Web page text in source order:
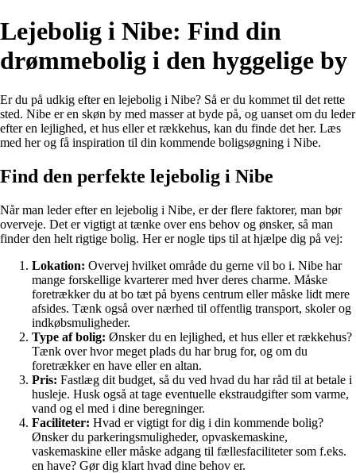
Lejebolig i Nibe: Find din
drømmebolig i den hyggelige by
Er du på udkig efter en lejebolig i Nibe? Så er du kommet til det rette
sted. Nibe er en skøn by med masser at byde på, og uanset om du leder
efter en lejlighed, et hus eller et rækkehus, kan du finde det her. Læs
med her og få inspiration til din kommende boligsøgning i Nibe.
Find den perfekte lejebolig i Nibe
Når man leder efter en lejebolig i Nibe, er der flere faktorer, man bør
overveje. Det er vigtigt at tænke over ens behov og ønsker, så man
finder den helt rigtige bolig. Her er nogle tips til at hjælpe dig på vej:
Lokation: Overvej hvilket område du gerne vil bo i. Nibe har
mange forskellige kvarterer med hver deres charme. Måske
foretrækker du at bo tæt på byens centrum eller måske lidt mere
afsides. Tænk også over nærhed til offentlig transport, skoler og
indkøbsmuligheder.
Type af bolig: Ønsker du en lejlighed, et hus eller et rækkehus?
Tænk over hvor meget plads du har brug for, og om du
foretrækker en have eller en altan.
Pris: Fastlæg dit budget, så du ved hvad du har råd til at betale i
husleje. Husk også at tage eventuelle ekstraudgifter som varme,
vand og el med i dine beregninger.
Faciliteter: Hvad er vigtigt for dig i din kommende bolig?
Ønsker du parkeringsmuligheder, opvaskemaskine,
vaskemaskine eller måske adgang til fællesfaciliteter som f.eks.
en have? Gør dig klart hvad dine behov er.